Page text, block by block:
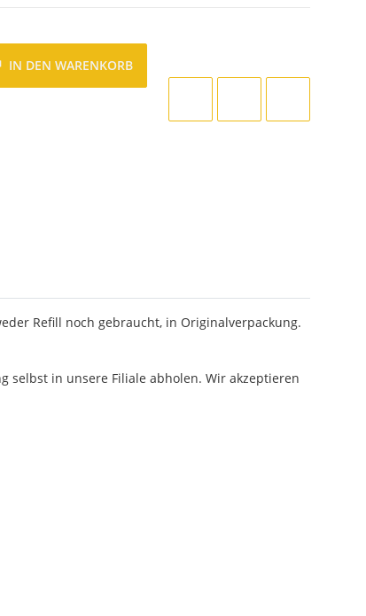
IN DEN WARENKORB
Refill noch gebraucht, in Originalverpackung.
selbst in unsere Filiale abholen. Wir akzeptieren